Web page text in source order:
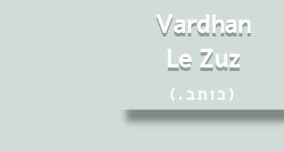
Vardhan
Le Zuz
(.כותב)